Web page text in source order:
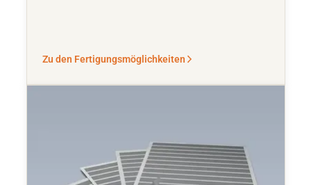
Zu den Fertigungsmöglichkeiten